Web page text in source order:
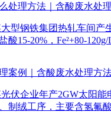
处理方法｜含酸废水处
型钢铁集团热轧车间产
酸15-20%，Fe²+80-
案例｜含酸废水处理方
伏企业年产2GW太阳
制绒工序，主要含氢氟